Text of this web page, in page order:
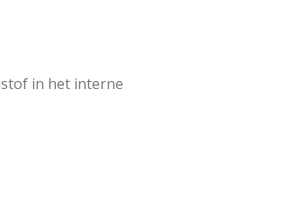
in het interne